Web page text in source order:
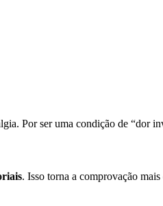
Por ser uma condição de “dor
. Isso torna a comprovação